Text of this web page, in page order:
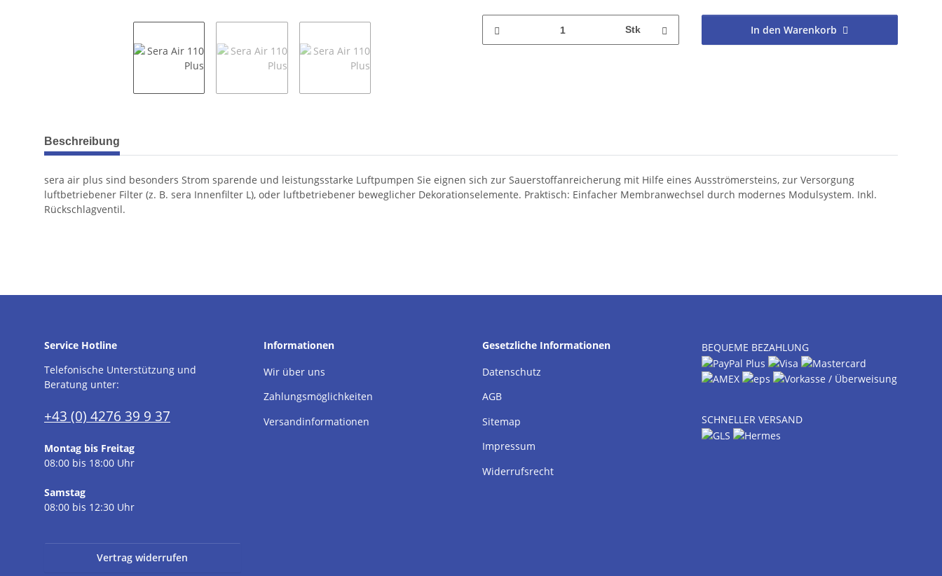
Stk In den Warenkorb
weitere Registerkarten anzeigen
Beschreibung
sera air plus sind besonders Strom sparende und leistungsstarke Luftpumpen Sie eignen sich zur Sauerstoffanreicherung mit Hilfe eines Ausströmersteins, zur Versorgung
luftbetriebener Filter (z. B. sera Innenfilter L), oder luftbetriebener beweglicher Dekorationselemente. Praktisch: Einfacher Membranwechsel durch modernes Modulsystem. Inkl.
Rückschlagventil.
Service Hotline
Telefonische Unterstützung und
Beratung unter:
+43 (0) 4276 39 9 37
Montag bis Freitag
08:00 bis 18:00 Uhr
Samstag
08:00 bis 12:30 Uhr
Informationen
Wir über uns
Zahlungsmöglichkeiten
Versandinformationen
Gesetzliche Informationen
Datenschutz
AGB
Sitemap
Impressum
Widerrufsrecht
BEQUEME BEZAHLUNG
SCHNELLER VERSAND
Vertrag widerrufen